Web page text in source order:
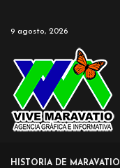
9 agosto, 2026
HISTORIA DE MARAVATIO